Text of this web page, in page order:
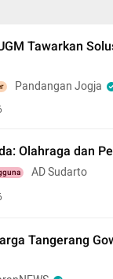
Tawarkan
Pandangan Jogja
Olahraga dan
AD Sudarto
Tangerang